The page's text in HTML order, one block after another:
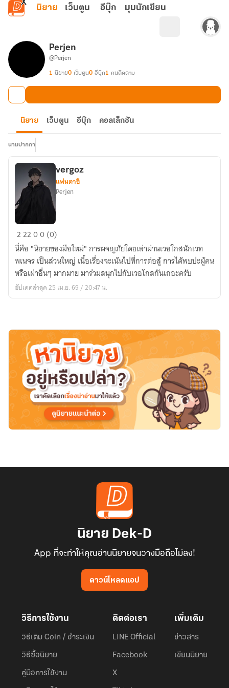
ข้ามไปยังเนื้อหาหลัก
นิยาย เว็บตูน อีบุ๊ก มุมนักเขียน
Perjen
@Perjen
1 นิยาย0 เว็บตูน0 อีบุ๊ก1 คนติดตาม
นิยาย เว็บตูน อีบุ๊ก คอลเล็กชัน
นามปากกา
vergoz
vergoz
แฟนตาซี
Perjen
22200 (0)
นี่คือ "นิยายของมือใหม่" การผจญภัยโดยเล่าผ่านเวอโกสนักเวท
พเนจร เป็นส่วนใหญ่ เนื้อเรื่องจะเน้นไปที่การต่อสู้ การได้พบปะผู้คน
หรือเผ่าอื่นๆ มากมาย มาร่วมสนุกไปกับเวอโกสกันเถอะครับ
อัปเดตล่าสุด 25 เม.ย. 69 / 20:47 น.
นิยาย Dek-D
App ที่จะทำให้คุณอ่านนิยายจนวางมือถือไม่ลง!
ดาวน์โหลดแอป
วิธีการใช้งาน
วิธีเติม Coin / ชำระเงิน
วิธีซื้อนิยาย
คู่มือการใช้งาน
ติดต่อเรา
LINE Official
Facebook
X
เพิ่มเติม
ข่าวสาร
เขียนนิยาย